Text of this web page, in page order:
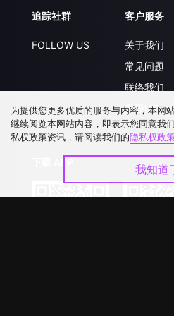
追踪社群
FOLLOW US
客户服务
关于我们
常见问题
联络我们
升级VIP
为提供您更多优质的服务与内容，本网
继续阅览本网站内容，即表示您同意我
私权政策资讯，请阅读我们的隐私权政
我知道